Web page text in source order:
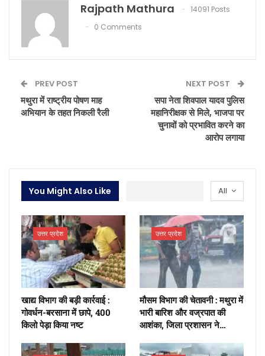
Rajpath Mathura
14091 Posts
0 Comments
PREV POST
मथुरा में राष्ट्रीय पोषण माह
अभियान के तहत निकली रैली
NEXT POST
सपा नेता शिवपाल यादव पुलिस
महानिरीक्षक से मिले, भाजपा पर
चुनावों को प्रभावित करने का
आरोप लगाया
All
You Might Also Like
उत्तर प्रदेश
खाद्य विभाग की बड़ी कार्रवाई :
गोवर्धन-बरसाना में छापे, 400
किलो पेड़ा किया नष्ट
उत्तर प्रदेश
मौसम विभाग की चेतावनी : मथुरा में
भारी बारिश और वज्रपात की
आशंका, जिला प्रशासन ने…